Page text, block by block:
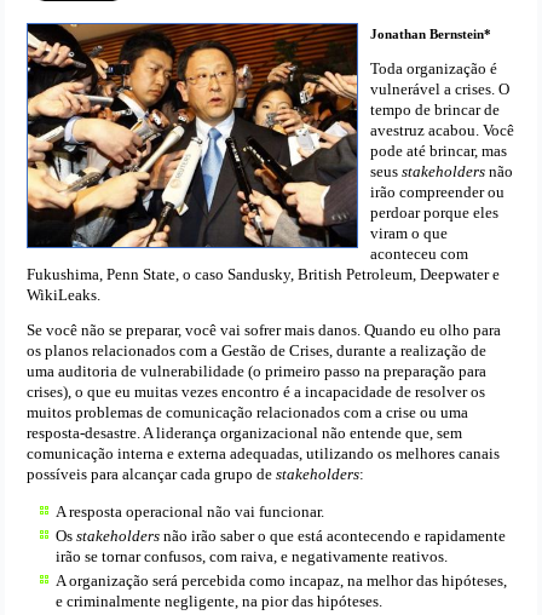
Jonathan Bernstein*
Toda organização é
vulnerável a crises. O
tempo de brincar de
avestruz acabou. Você
pode até brincar, mas
seusstakeholders não
irão compreender ou
perdoar porque eles
viram o que
aconteceu com
Fukushima, Penn State, o caso Sandusky, British Petroleum, Deepwater e
WikiLeaks.
Se você não se preparar, você vai sofrer mais danos. Quando eu olho para
os planos relacionados com a Gestão de Crises, durante a realização de
uma auditoria de vulnerabilidade (o primeiro passo na preparação para
crises), o que eu muitas vezes encontro é a incapacidade de resolver os
muitos problemas de comunicação relacionados com a crise ou uma
resposta-desastre. A liderança organizacional não entende que, sem
comunicação interna e externa adequadas, utilizando os melhores canais
possíveis para alcançar cada grupo destakeholders:
A resposta operacional não vai funcionar.
Osstakeholders não irão saber o que está acontecendo e rapidamente
irão se tornar confusos, com raiva, e negativamente reativos.
A organização será percebida como incapaz, na melhor das hipóteses,
e criminalmente negligente, na pior das hipóteses.